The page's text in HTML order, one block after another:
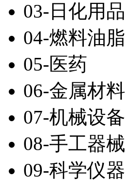
03-日化用品
04-燃料油脂
05-医药
06-金属材料
07-机械设备
08-手工器械
09-科学仪器